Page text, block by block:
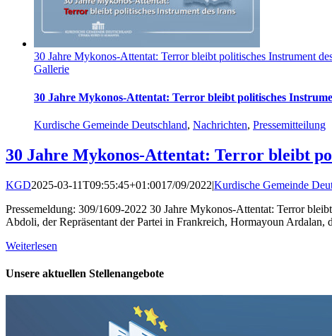
30 Jahre Mykonos-Attentat: Terror bleibt politisches Instrument
Gallerie
30 Jahre Mykonos-Attentat: Terror bleibt politisches
Kurdische Gemeinde Deutschland, Nachrichten, Pressemitteilung
30 Jahre Mykonos-Attentat: Terror bleibt
KGD2025-03-11T09:55:45+01:0017/09/2022|Kurdische Gemeinde
Pressemeldung: 309/1609-2022 30 Jahre Mykonos-Attentat: Terror
Abdoli, der Repräsentant der Partei in Frankreich, Hormayoun
Weiterlesen
Unsere aktuellen Stellenangebote